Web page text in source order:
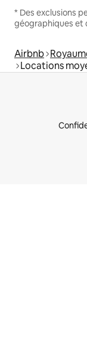
* Des exclusions
géographiques et
Airbnb
Locations